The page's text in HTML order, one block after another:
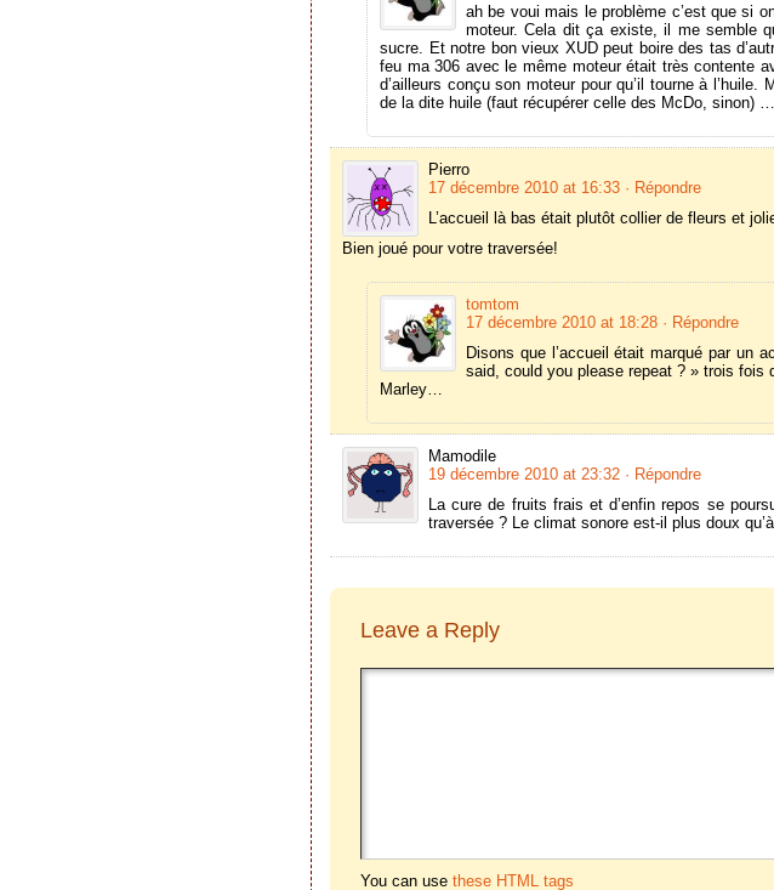
ah be voui mais le problème c’est que si
moteur. Cela dit ça existe, il me semble
sucre. Et notre bon vieux XUD peut boire des tas
feu ma 306 avec le même moteur était très contente
d’ailleurs conçu son moteur pour qu’il tourne à
de la dite huile (faut récupérer celle des McDo, sinon) …
Pierro
17 décembre 2010 at 16:33 · Répondre
L’accueil là bas était plutôt collier de fleurs et
Bien joué pour votre traversée!
tomtom
17 décembre 2010 at 18:28 · Répondre
Disons que l’accueil était marqué par un
said, could you please repeat ? » trois fois
Marley…
Mamodile
19 décembre 2010 at 23:32 · Répondre
La cure de fruits frais et d’enfin repos se
traversée ? Le climat sonore est-il plus doux
Leave a Reply
You can use these HTML tags